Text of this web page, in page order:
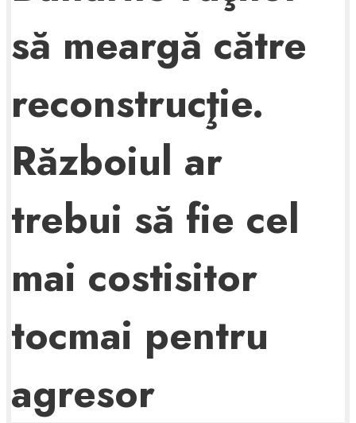
să meargă către
reconstrucţie.
Războiul ar
trebui să fie cel
mai costisitor
tocmai pentru
agresor